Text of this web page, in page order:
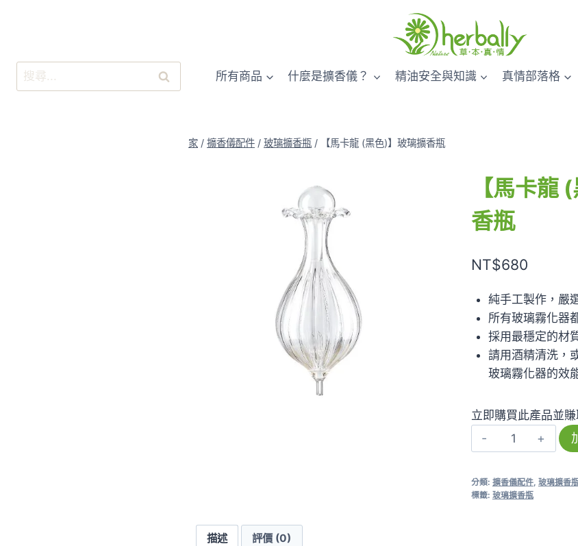
搜
尋
所有商品 什麼是擴香儀？ 精油安全與知識 真情部落格
家 / 擴香儀配件 / 玻璃擴香瓶 / 【馬卡龍 (黑色)】玻璃擴香瓶
【馬卡龍
香瓶
NT$680
純手工製作，嚴
所有玻璃霧化器
採用最穩定的材
請用酒精清洗，
玻璃霧化器的效
立即購買此產品並賺
【馬
卡
(黑
分類: 擴香儀配件, 玻璃擴香
標籤: 玻璃擴香瓶
描述 評價 (0)